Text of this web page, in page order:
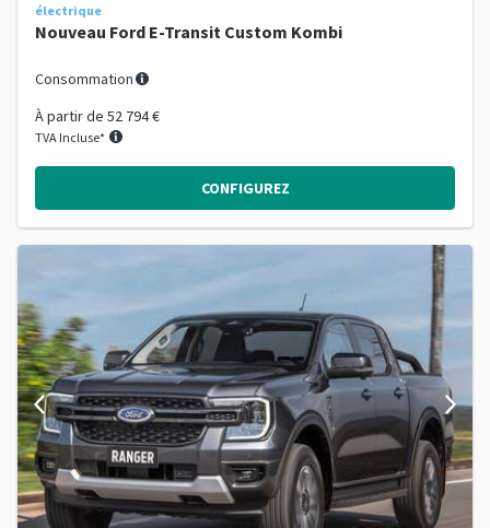
électrique
Nouveau Ford E-Transit Custom Kombi
Consommation
À partir de 52 794 €
TVA Incluse*
CONFIGUREZ